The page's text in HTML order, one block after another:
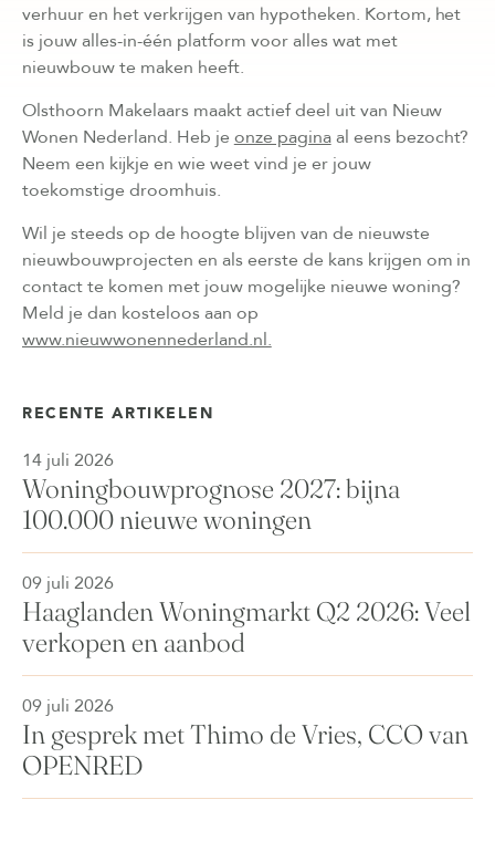
verhuur en het verkrijgen van hypotheken. Kortom, het
is jouw alles-in-één platform voor alles wat met
nieuwbouw te maken heeft.
Olsthoorn Makelaars maakt actief deel uit van Nieuw
Wonen Nederland. Heb je onze paginaal eens bezocht?
Neem een kijkje en wie weet vind je er jouw
toekomstige droomhuis.
Wil je steeds op de hoogte blijven van de nieuwste
nieuwbouwprojecten en als eerste de kans krijgen om in
contact te komen met jouw mogelijke nieuwe woning?
Meld je dan kosteloos aan op
www.nieuwwonennederland.nl.
RECENTE ARTIKELEN
14 juli 2026
Woningbouwprognose 2027: bijna
100.000 nieuwe woningen
09 juli 2026
Haaglanden Woningmarkt Q2 2026: Veel
verkopen en aanbod
09 juli 2026
In gesprek met Thimo de Vries, CCO van
OPENRED